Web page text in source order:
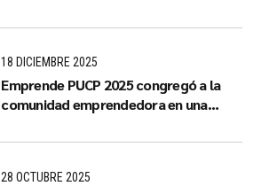
18 DICIEMBRE 2025
Emprende PUCP 2025 congregó a la
comunidad emprendedora en una
28 OCTUBRE 2025